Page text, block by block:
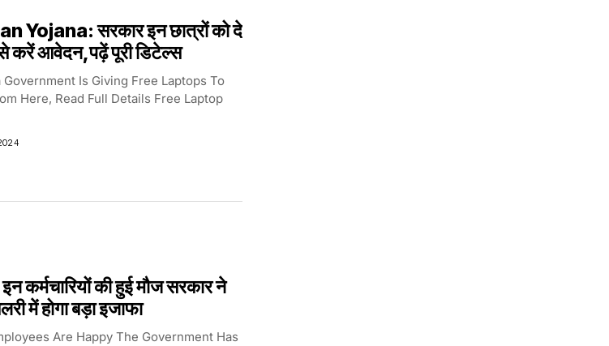
सरकार इन छात्रों को दे
से करें आवेदन,पढ़ें पूरी डिटेल्स
Is Giving Free Laptops To
Here, Read Full Details Free Laptop
की हुई मौज सरकार ने
में होगा बड़ा इजाफा
Are Happy The Government Has